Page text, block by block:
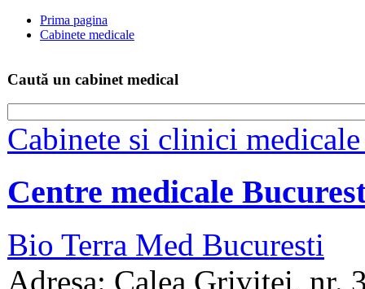
Prima pagina
Cabinete medicale
Caută un cabinet medical
Cabinete si clinici
Centre medicale
Bio Terra Med Bucuresti
Adresa: Calea Grivitei, nr.